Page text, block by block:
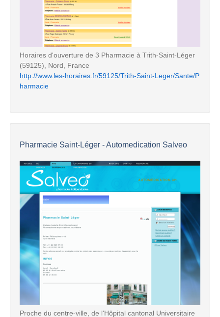
Horaires d'ouverture de 3 Pharmacie à Trith-Saint-Léger
(59125), Nord, France
http://www.les-horaires.fr/59125/Trith-Saint-Leger/Sante/P
harmacie
Pharmacie Saint-Léger - Automedication Salveo
Proche du centre-ville, de l'Hôpital cantonal Universitaire